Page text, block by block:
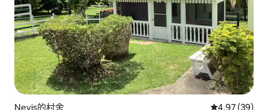
Nevis的村舍 從 39 則評價
4.97 (39)